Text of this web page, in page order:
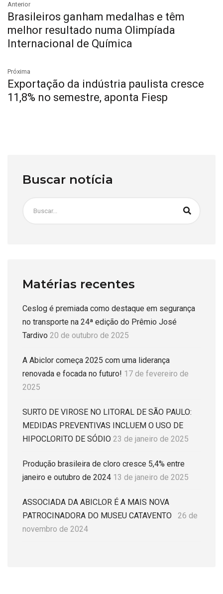
Anterior
Brasileiros ganham medalhas e têm
melhor resultado numa Olimpíada
Internacional de Química
Próxima
Exportação da indústria paulista cresce
11,8% no semestre, aponta Fiesp
Buscar notícia
Matérias recentes
Ceslog é premiada como destaque em segurança
no transporte na 24ª edição do Prêmio José
Tardivo 20 de outubro de 2025
A Abiclor começa 2025 com uma liderança
renovada e focada no futuro! 17 de fevereiro de
2025
SURTO DE VIROSE NO LITORAL DE SÃO PAULO:
MEDIDAS PREVENTIVAS INCLUEM O USO DE
HIPOCLORITO DE SÓDIO 23 de janeiro de 2025
Produção brasileira de cloro cresce 5,4% entre
janeiro e outubro de 2024 13 de janeiro de 2025
ASSOCIADA DA ABICLOR É A MAIS NOVA
PATROCINADORA DO MUSEU CATAVENTO
26 de
novembro de 2024